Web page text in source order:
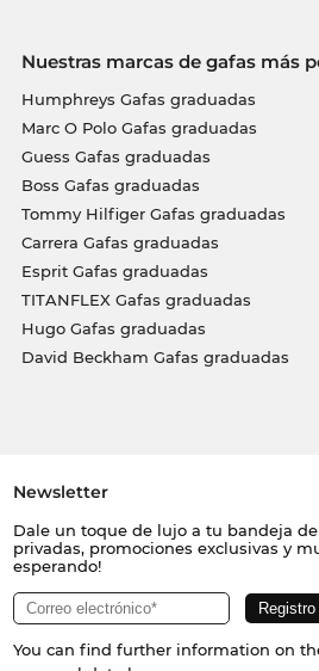
Nuestras marcas de gafas más
Humphreys Gafas graduadas
Marc O Polo Gafas graduadas
Guess Gafas graduadas
Boss Gafas graduadas
Tommy Hilfiger Gafas graduadas
Carrera Gafas graduadas
Esprit Gafas graduadas
TITANFLEX Gafas graduadas
Hugo Gafas graduadas
David Beckham Gafas graduadas
Newsletter
Dale un toque de lujo a tu bandeja de
privadas, promociones exclusivas y
esperando!
You can find further information on